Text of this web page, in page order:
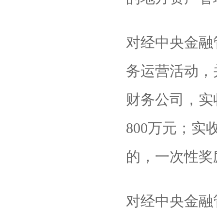
对经中央金
务运营活动
财务公司，
800万元；实
的，一次性
对经中央金